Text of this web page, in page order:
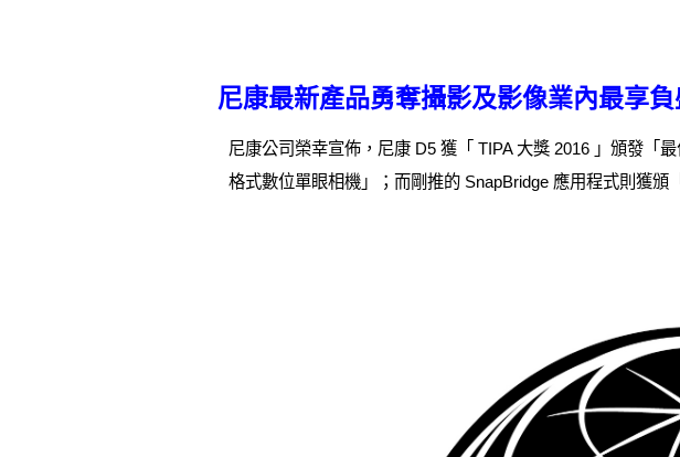
尼康最新產品勇奪攝影及影像業內最享
尼康公司榮幸宣佈，尼康 D5 獲「 TIPA 大獎 2016 」頒發「
格式數位單眼相機」；而剛推的 SnapBridge 應用程式則獲頒